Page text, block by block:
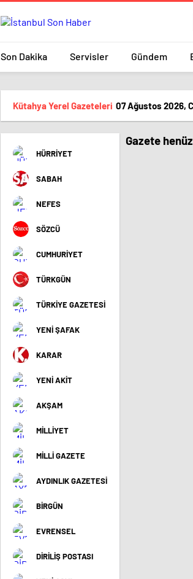
Son Dakika Servisler Gündem
Kütahya Yerel Gazeteleri 07 Ağustos 2026,
HÜRRİYET
SABAH
NEFES
SÖZCÜ
CUMHURİYET
TÜRKGÜN
TÜRKİYE GAZETESİ
YENİ ŞAFAK
KARAR
YENİ AKİT
AKŞAM
MİLLİYET
MİLLİ GAZETE
AYDINLIK GAZETESİ
BİRGÜN
EVRENSEL
DİRİLİŞ POSTASI
Gazete